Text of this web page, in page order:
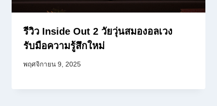
รีวิว Inside Out 2 วัยวุ่นสมองอลเวง
รับมือความรู้สึกใหม่
พฤศจิกายน 9, 2025